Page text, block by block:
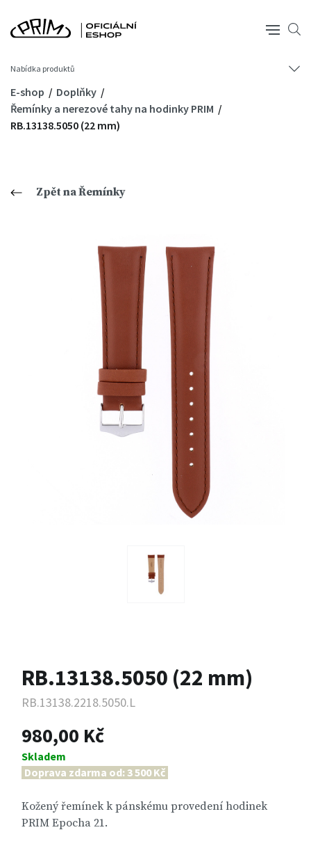
Nabídka produktů
E-shop
Doplňky
Řemínky a nerezové tahy na hodinky PRIM
RB.13138.5050 (22 mm)
Zpět na Řemínky
RB.13138.5050 (22 mm)
RB.13138.2218.5050.L
980,00 Kč
Skladem
Doprava zdarma od: 3 500 Kč
Kožený řemínek k pánskému provedení hodinek
PRIM Epocha 21.